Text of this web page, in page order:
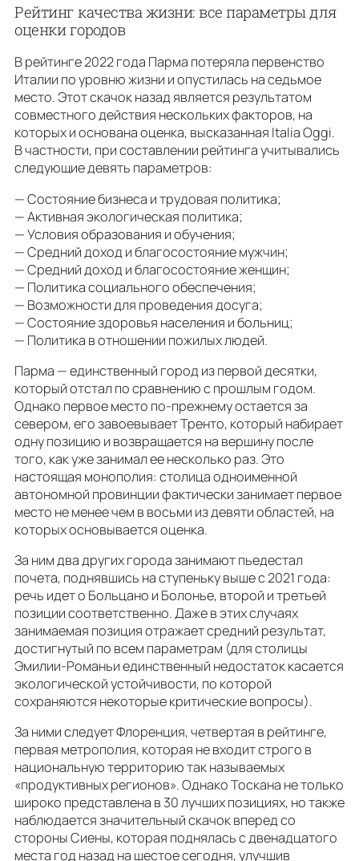
Рейтинг качества жизни: все параметры для
оценки городов
В рейтинге 2022 года Парма потеряла первенство
Италии по уровню жизни и опустилась на седьмое
место. Этот скачок назад является результатом
совместного действия нескольких факторов, на
которых и основана оценка, высказанная Italia Oggi.
В частности, при составлении рейтинга учитывались
следующие девять параметров:
— Состояние бизнеса и трудовая политика;
— Активная экологическая политика;
— Условия образования и обучения;
— Средний доход и благосостояние мужчин;
— Средний доход и благосостояние женщин;
— Политика социального обеспечения;
— Возможности для проведения досуга;
— Состояние здоровья населения и больниц;
— Политика в отношении пожилых людей.
Парма — единственный город из первой десятки,
который отстал по сравнению с прошлым годом.
Однако первое место по-прежнему остается за
севером, его завоевывает Тренто, который набирает
одну позицию и возвращается на вершину после
того, как уже занимал ее несколько раз. Это
настоящая монополия: столица одноименной
автономной провинции фактически занимает первое
место не менее чем в восьми из девяти областей, на
которых основывается оценка.
За ним два других города занимают пьедестал
почета, поднявшись на ступеньку выше с 2021 года:
речь идет о Больцано и Болонье, второй и третьей
позиции соответственно. Даже в этих случаях
занимаемая позиция отражает средний результат,
достигнутый по всем параметрам (для столицы
Эмилии-Романьи единственный недостаток касается
экологической устойчивости, по которой
сохраняются некоторые критические вопросы).
За ними следует Флоренция, четвертая в рейтинге,
первая метрополия, которая не входит строго в
национальную территорию так называемых
«продуктивных регионов». Однако Тоскана не только
широко представлена в 30 лучших позициях, но также
наблюдается значительный скачок вперед со
стороны Сиены, которая поднялась с двенадцатого
места год назад на шестое сегодня, улучшив